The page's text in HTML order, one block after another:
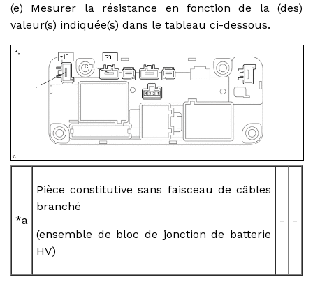
(e) Mesurer la résistance en fonction de la (des)
valeur(s) indiquée(s) dans le tableau ci-dessous.
*a
Pièce constitutive sans faisceau de câbles
branché
(ensemble de bloc de jonction de batterie
HV)
- -